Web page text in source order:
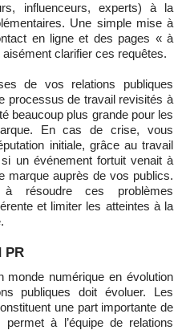
influenceurs, experts) à la
Une simple mise à
en ligne et des pages « à
clarifier ces requêtes.
de vos relations publiques
processus de travail revisités à
beaucoup plus grande pour les
En cas de crise, vous
initiale, grâce au travail
un événement fortuit venait à
marque auprès de vos publics.
résoudre ces problèmes
et limiter les atteintes à la
PR
publiques doit évoluer. Les
une part importante de
permet à l’équipe de relations